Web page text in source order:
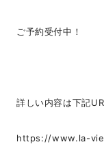
ご予約受付中！
詳しい内容は下記
https://www.la-